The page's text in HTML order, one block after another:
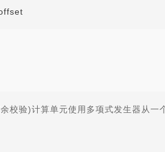
校验)计算单元使用多项式发生器从